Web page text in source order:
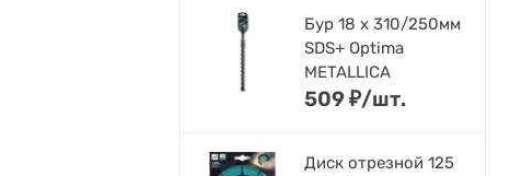
Бур 18 х 310/250мм
SDS+ Optima
METALLICA
509₽/шт.
Диск отрезной 125